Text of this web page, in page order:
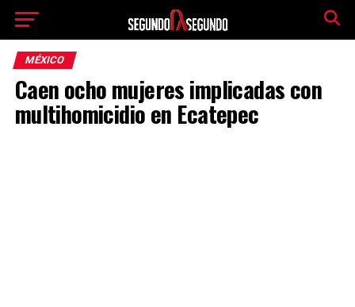
MÉXICO
Caen ocho mujeres implicadas con
multihomicidio en Ecatepec